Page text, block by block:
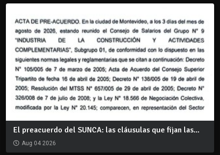
El preacuerdo del SUNCA: las cláusulas que fijan las...
Aug 04 2026